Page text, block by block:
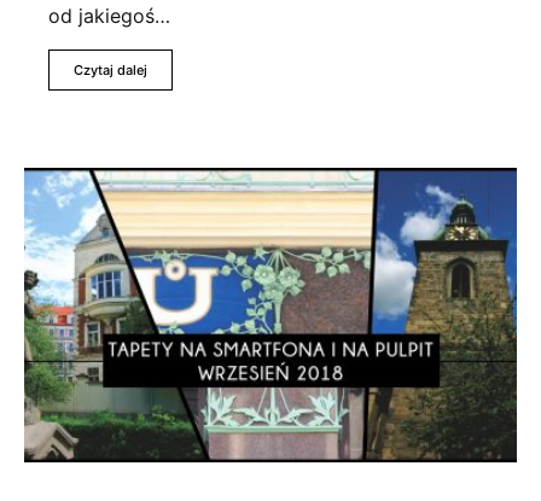
od jakiegoś…
Czytaj dalej